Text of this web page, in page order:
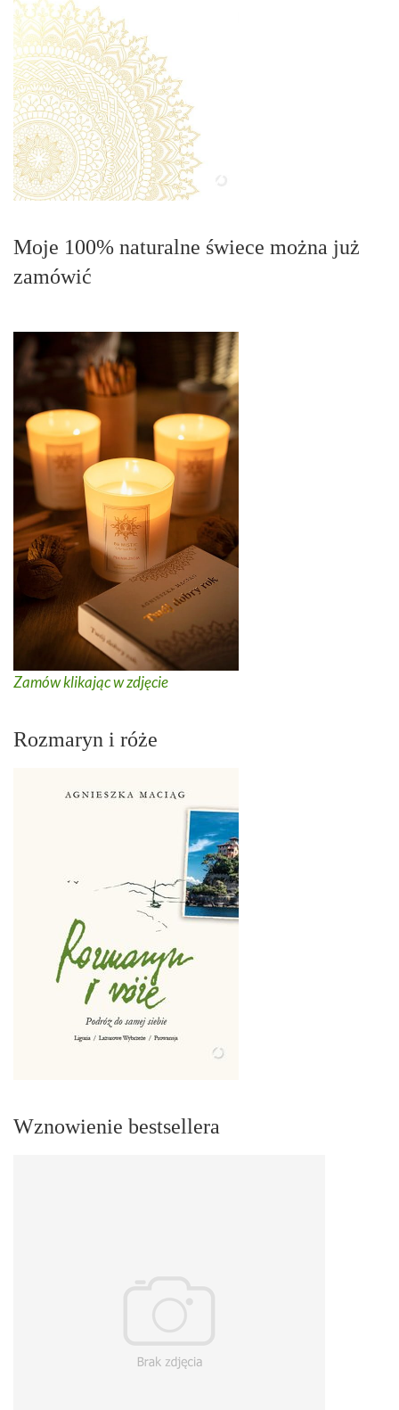
Moje 100% naturalne świece można już
zamówić
Zamów klikając w zdjęcie
Rozmaryn i róże
Wznowienie bestsellera